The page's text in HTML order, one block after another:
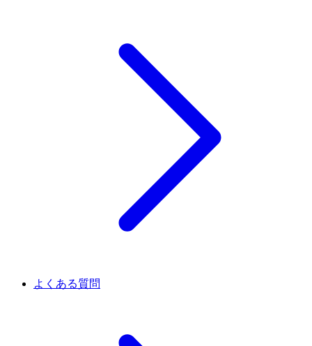
よくある質問